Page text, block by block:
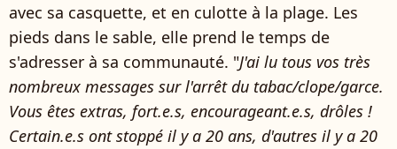
avec sa casquette, et en culotte à la plage. Les
pieds dans le sable, elle prend le temps de
s'adresser à sa communauté. "J'ai lu tous vos très
nombreux messages sur l'arrêt du tabac/clope/garce.
Vous êtes extras, fort.e.s, encourageant.e.s, drôles !
Certain.e.s ont stoppé il y a 20 ans, d'autres il y a 20